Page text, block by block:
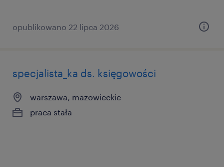
opublikowano 22 lipca 2026
specjalista_ka ds. księgowości
warszawa, mazowieckie
praca stała